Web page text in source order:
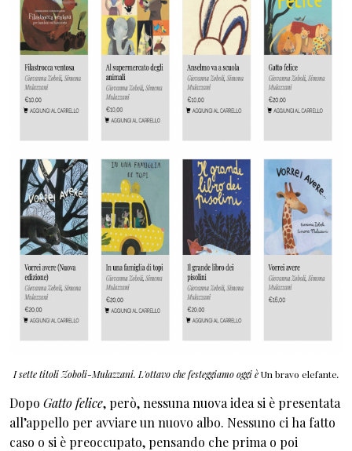
I sette titoli Zoboli-Mulazzani. L'ottavo che festeggiamo oggi èUn bravo elefante.
Dopo Gatto felice, però, nessuna nuova idea si è presentata
all’appello per avviare un nuovo albo. Nessuno ci ha fatto
caso o si è preoccupato, pensando che prima o poi